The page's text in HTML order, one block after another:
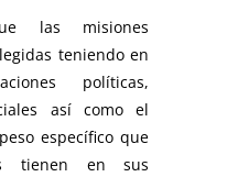
las misiones
teniendo en
políticas,
así como el
específico que
tienen en sus